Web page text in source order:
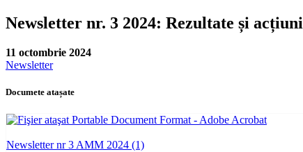
Newsletter nr. 3 2024: Rezultate și acțiuni
11 octombrie 2024
Newsletter
Documete atașate
Newsletter nr 3 AMM 2024 (1)